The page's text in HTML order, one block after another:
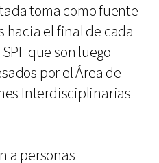
toma como fuente
hacia el final de cada
que son luego
por el Área de
Interdisciplinarias
a personas